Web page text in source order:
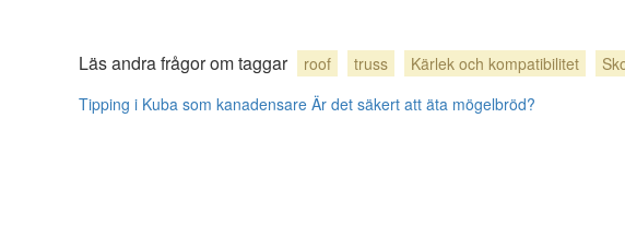
Läs andra frågor om taggar roof truss Kärlek och kompatibilitet
Tipping i Kuba som kanadensare Är det säkert att äta mögelbröd?